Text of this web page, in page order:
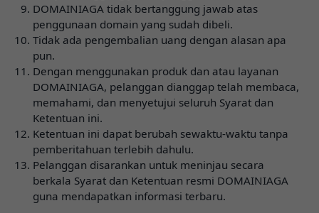
DOMAINIAGA tidak bertanggung jawab atas
penggunaan domain yang sudah dibeli.
Tidak ada pengembalian uang dengan alasan apa
pun.
Dengan menggunakan produk dan atau layanan
DOMAINIAGA, pelanggan dianggap telah membaca,
memahami, dan menyetujui seluruh Syarat dan
Ketentuan ini.
Ketentuan ini dapat berubah sewaktu-waktu tanpa
pemberitahuan terlebih dahulu.
Pelanggan disarankan untuk meninjau secara
berkala Syarat dan Ketentuan resmi DOMAINIAGA
guna mendapatkan informasi terbaru.